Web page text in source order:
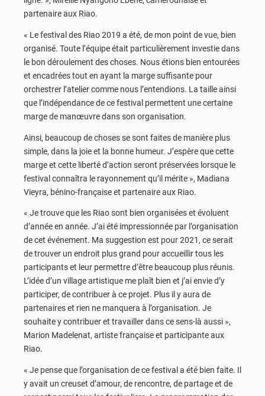
partenaire aux Riao.
« Le festival des Riao 2019 a été, de mon point de vue, bien
organisé. Toute l’équipe était particulièrement investie dans
le bon déroulement des choses. Nous étions bien entourées
et encadrées tout en ayant la marge suffisante pour
orchestrer l’atelier comme nous l’entendions. La taille ainsi
que l’indépendance de ce festival permettent une certaine
marge de manœuvre dans son organisation.
Ainsi, beaucoup de choses se sont faites de manière plus
simple, dans la joie et la bonne humeur. J’espère que cette
marge et cette liberté d’action seront préservées lorsque le
festival connaîtra le rayonnement qu’il mérite », Madiana
Vieyra, bénino-française et partenaire aux Riao.
« Je trouve que les Riao sont bien organisées et évoluent
d’année en année. J’ai été impressionnée par l’organisation
de cet événement. Ma suggestion est pour 2021, ce serait
de trouver un endroit plus grand pour accueillir tous les
participants et leur permettre d’être beaucoup plus réunis.
L’idée d’un village artistique me plaît bien et j’ai envie d’y
participer, de contribuer à ce projet. Plus il y aura de
partenaires et rien ne manquera à l’organisation. Je
souhaite y contribuer et travailler dans ce sens-là aussi »,
Marion Madelenat, artiste française et participante aux
Riao.
« Je pense que l’organisation de ce festival a été bien faite. Il
y avait un creuset d’amour, de rencontre, de partage et de